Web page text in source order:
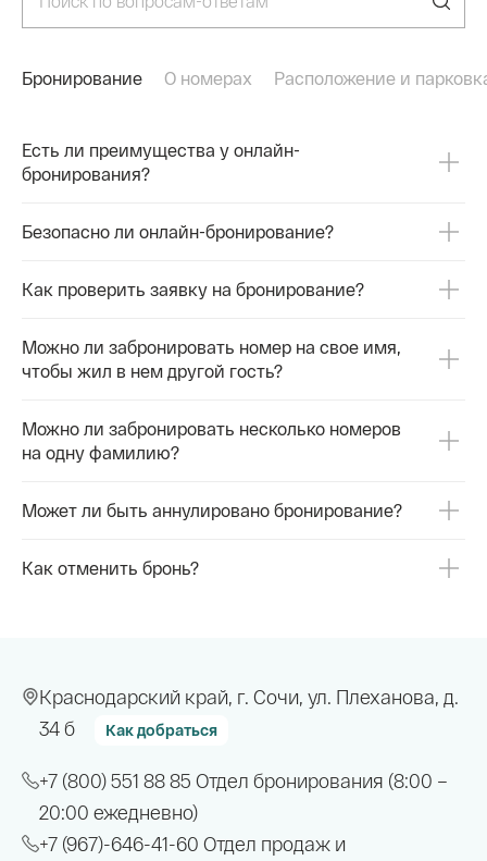
природа лечит, а врачи контролируют процесс.
Бронируйте номера с выгодой на официальном
https://www.rzdz.ru/ru/sochi/sanatorium-oktyabrskiy
Медицинский центр
☎ +7900001030
#СолнечноеЛето #Здоровье
☎
Бронирование О номерах Расположение и
Есть ли преимущества у онлайн-
бронирования?
Безопасно ли онлайн-бронирование?
Как проверить заявку на бронирование?
Можно ли забронировать номер на свое имя,
чтобы жил в нем другой гость?
Можно ли забронировать несколько номеров
на одну фамилию?
Может ли быть аннулировано бронирование?
Как отменить бронь?
Краснодарский край, г. Сочи, ул. Плеханова, д.
34 б
Как добраться
+7 (800) 551 88 85 Отдел бронирования (8:00 –
20:00 ежедневно)
+7 (967)-646-41-60 Отдел продаж и